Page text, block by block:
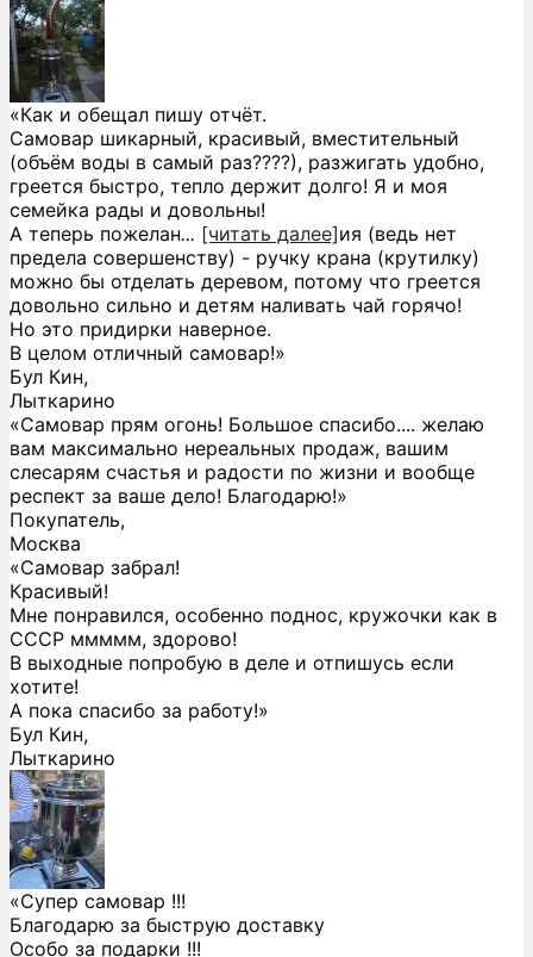
«Как и обещал пишу отчёт.
Самовар шикарный, красивый, вместительный
(объём воды в самый раз????), разжигать удобно,
греется быстро, тепло держит долго! Я и моя
семейка рады и довольны!
А теперь пожелан... [читать далее]ия (ведь нет
предела совершенству) - ручку крана (крутилку)
можно бы отделать деревом, потому что греется
довольно сильно и детям наливать чай горячо!
Но это придирки наверное.
В целом отличный самовар!»
Бул Кин,
Лыткарино
«Самовар прям огонь! Большое спасибо.... желаю
вам максимально нереальных продаж, вашим
слесарям счастья и радости по жизни и вообще
респект за ваше дело! Благодарю!»
Покупатель,
Москва
«Самовар забрал!
Красивый!
Мне понравился, особенно поднос, кружочки как в
СССР ммммм, здорово!
В выходные попробую в деле и отпишусь если
хотите!
А пока спасибо за работу!»
Бул Кин,
Лыткарино
«Супер самовар !!!
Благодарю за быструю доставку
Особо за подарки !!!